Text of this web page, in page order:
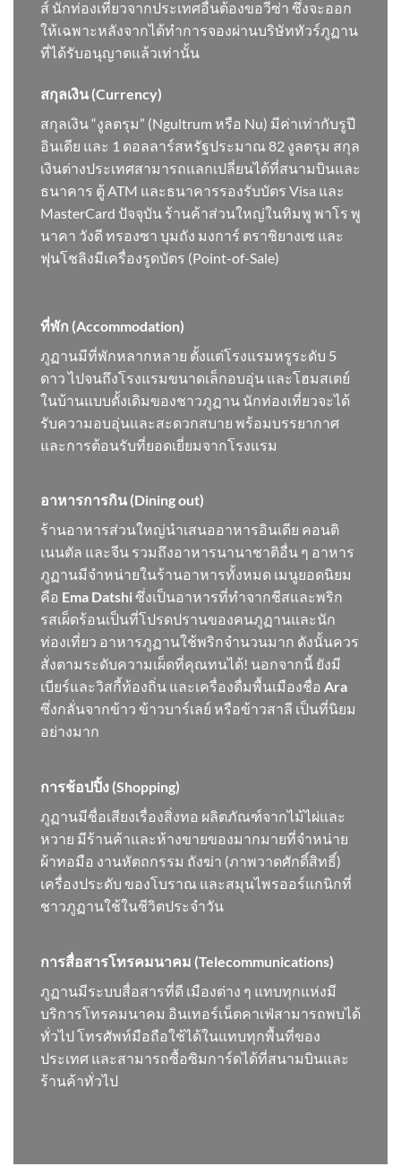
ส์ นักท่องเที่ยวจากประเทศอื่นต้องขอวีซ่า ซึ่งจะออก
ให้เฉพาะหลังจากได้ทำการจองผ่านบริษัททัวร์ภูฏาน
ที่ได้รับอนุญาตแล้วเท่านั้น
สกุลเงิน (Currency)
สกุลเงิน “งูลตรุม” (Ngultrum หรือ Nu) มีค่าเท่ากับรูปี
อินเดีย และ 1 ดอลลาร์สหรัฐประมาณ 82 งูลตรุม สกุล
เงินต่างประเทศสามารถแลกเปลี่ยนได้ที่สนามบินและ
ธนาคาร ตู้ ATM และธนาคารรองรับบัตร Visa และ
MasterCard ปัจจุบัน ร้านค้าส่วนใหญ่ในทิมพู พาโร พู
นาคา วังดี ทรองซา บุมถัง มงการ์ ตราชิยางเซ และ
ฟุนโชลิงมีเครื่องรูดบัตร (Point-of-Sale)
ที่พัก (Accommodation)
ภูฏานมีที่พักหลากหลาย ตั้งแต่โรงแรมหรูระดับ 5
ดาว ไปจนถึงโรงแรมขนาดเล็กอบอุ่น และโฮมสเตย์
ในบ้านแบบดั้งเดิมของชาวภูฏาน นักท่องเที่ยวจะได้
รับความอบอุ่นและสะดวกสบาย พร้อมบรรยากาศ
และการต้อนรับที่ยอดเยี่ยมจากโรงแรม
อาหารการกิน (Dining out)
ร้านอาหารส่วนใหญ่นำเสนออาหารอินเดีย คอนติ
เนนตัล และจีน รวมถึงอาหารนานาชาติอื่น ๆ อาหาร
ภูฏานมีจำหน่ายในร้านอาหารทั้งหมด เมนูยอดนิยม
คือ Ema Datshiซึ่งเป็นอาหารที่ทำจากชีสและพริก
รสเผ็ดร้อนเป็นที่โปรดปรานของคนภูฏานและนัก
ท่องเที่ยว อาหารภูฏานใช้พริกจำนวนมาก ดังนั้นควร
สั่งตามระดับความเผ็ดที่คุณทนได้! นอกจากนี้ ยังมี
เบียร์และวิสกี้ท้องถิ่น และเครื่องดื่มพื้นเมืองชื่อ Ara
ซึ่งกลั่นจากข้าว ข้าวบาร์เลย์ หรือข้าวสาลี เป็นที่นิยม
อย่างมาก
การช้อปปิ้ง (Shopping)
ภูฏานมีชื่อเสียงเรื่องสิ่งทอ ผลิตภัณฑ์จากไม้ไผ่และ
หวาย มีร้านค้าและห้างขายของมากมายที่จำหน่าย
ผ้าทอมือ งานหัตถกรรม ถังฆ่า (ภาพวาดศักดิ์สิทธิ์)
เครื่องประดับ ของโบราณ และสมุนไพรออร์แกนิกที่
ชาวภูฏานใช้ในชีวิตประจำวัน
การสื่อสารโทรคมนาคม (Telecommunications)
ภูฏานมีระบบสื่อสารที่ดี เมืองต่าง ๆ แทบทุกแห่งมี
บริการโทรคมนาคม อินเทอร์เน็ตคาเฟ่สามารถพบได้
ทั่วไป โทรศัพท์มือถือใช้ได้ในแทบทุกพื้นที่ของ
ประเทศ และสามารถซื้อซิมการ์ดได้ที่สนามบินและ
ร้านค้าทั่วไป